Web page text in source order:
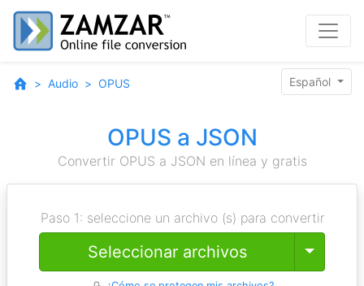
Audio OPUS Español
OPUS a JSON
Convertir OPUS a JSON en línea y gratis
Paso 1: seleccione un archivo (s) para convertir
Seleccionar archivos Toggle